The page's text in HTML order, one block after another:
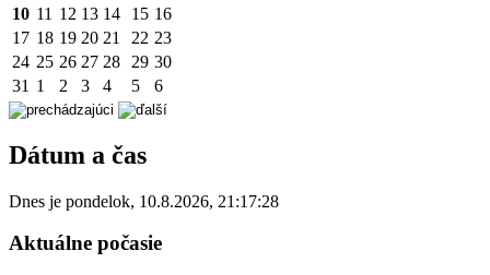
10 11 12 13 14 15 16
17 18 19 20 21 22 23
24 25 26 27 28 29 30
31 1 2 3 4 5 6
Dátum a čas
Dnes je pondelok, 10.8.2026, 21:17:28
Aktuálne počasie